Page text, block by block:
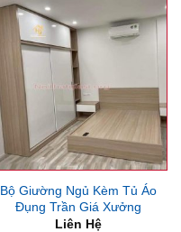
Bộ Giường Ngủ Kèm Tủ Áo
Đụng Trần Giá Xưởng
Liên Hệ